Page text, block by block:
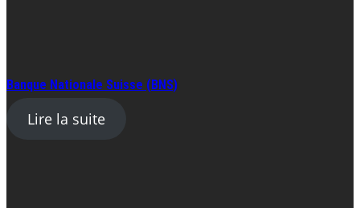
Banque Nationale Suisse (BNS)
Lire la suite